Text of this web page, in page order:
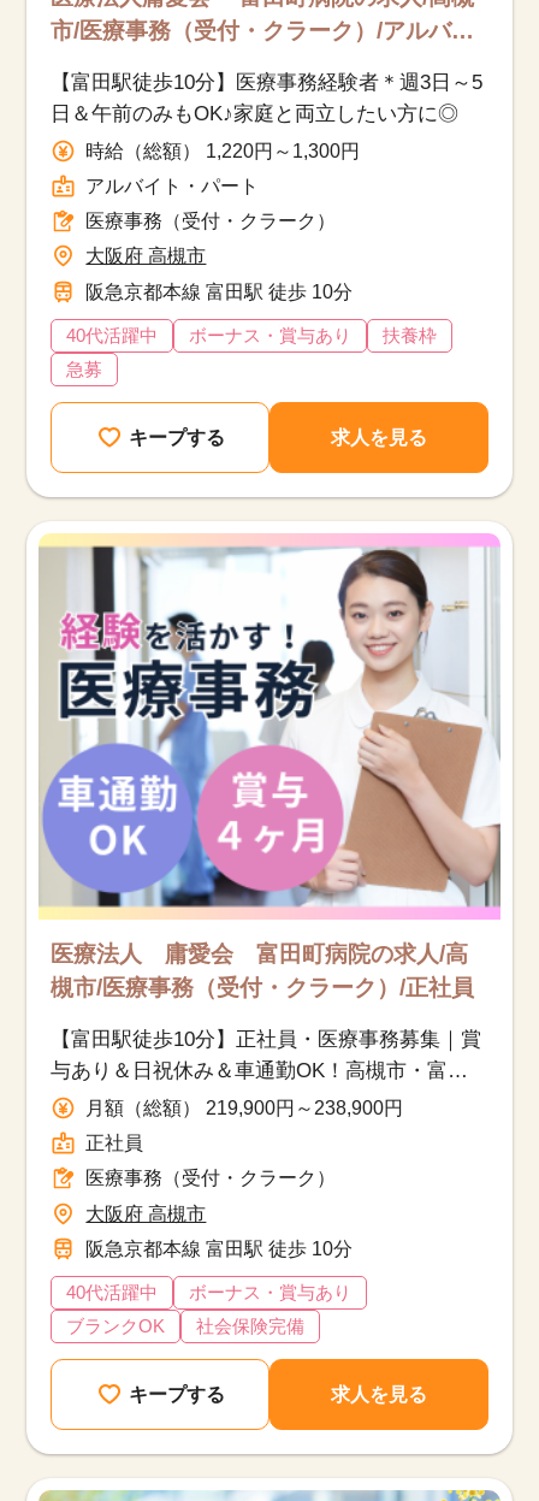
市/医療事務（受付・クラーク）/アルバイ
【富田駅徒歩10分】医療事務経験者＊週3日～5
日＆午前のみもOK♪家庭と両立したい方に◎
時給（総額） 1,220円～1,300円
アルバイト・パート
医療事務（受付・クラーク）
大阪府 高槻市
阪急京都本線 富田駅 徒歩 10分
40代活躍中 ボーナス・賞与あり
扶養枠
急募
キープする 求人を見る
医療法人 庸愛会 富田町病院の求人/高
槻市/医療事務（受付・クラーク）/正社員
【富田駅徒歩10分】正社員・医療事務募集｜賞
与あり＆日祝休み＆車通勤OK！高槻市・富田
町病院月額（総額） 219,900円～238,900円
正社員
医療事務（受付・クラーク）
大阪府 高槻市
阪急京都本線 富田駅 徒歩 10分
40代活躍中
ボーナス・賞与あり
ブランクOK
社会保険完備
キープする 求人を見る
該当件数
9,629 件